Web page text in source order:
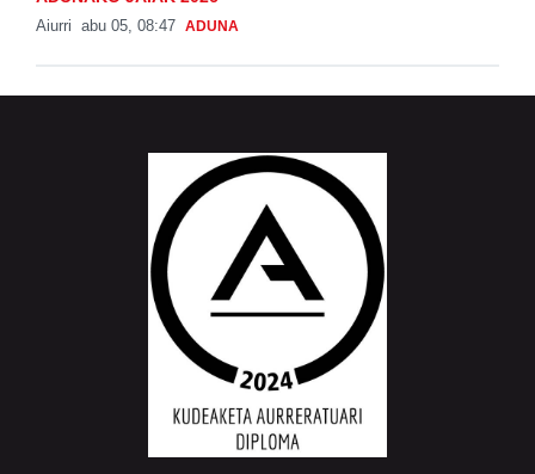
Aiurri abu 05, 08:47 ADUNA